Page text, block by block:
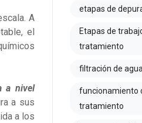
A
el
a nivel
a sus
a los
etapas de
Etapas de
tratamiento
filtración de agua
funcionamiento
tratamiento